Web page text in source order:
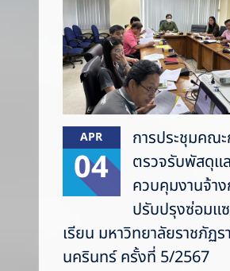
APR
04
การประชุมคณ
ตรวจรับพัสดุแ
ควบคุมงานจ้า
ปรับปรุงซ่อมแ
เรียน มหาวิทยาลัยราชภัฏร
นครินทร์ ครั้งที่ 5/2567